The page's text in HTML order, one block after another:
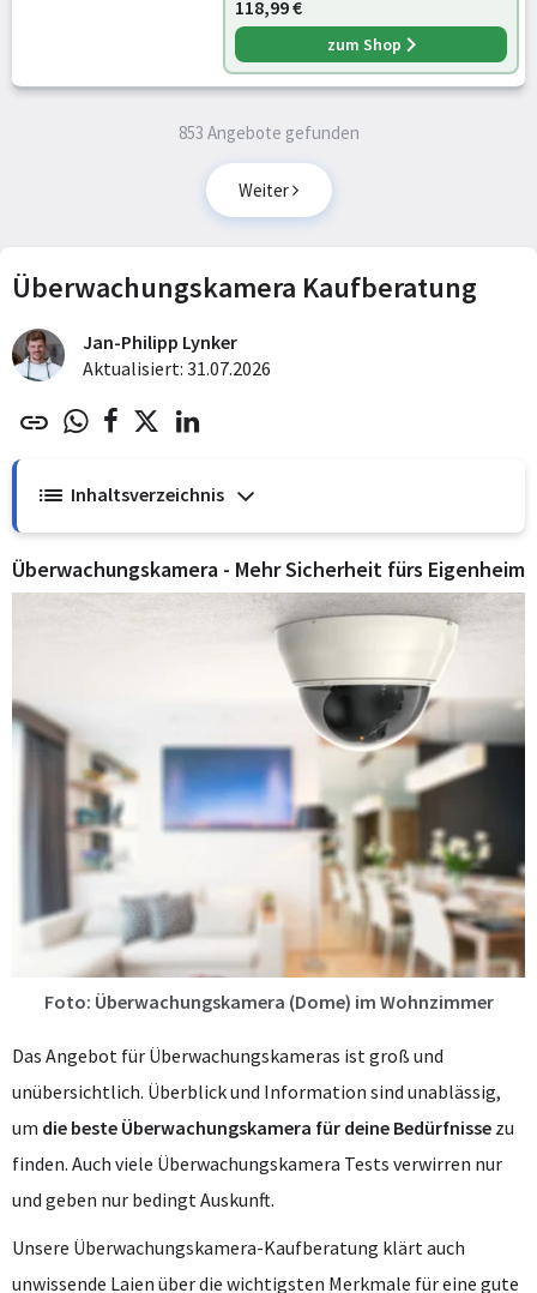
118,99 €
zum Shop
853 Angebote gefunden
Weiter
Überwachungskamera Kaufberatung
Jan-Philipp Lynker
Aktualisiert: 31.07.2026
Inhaltsverzeichnis
Überwachungskamera - Mehr Sicherheit fürs Eigenheim
Foto: Überwachungskamera (Dome) im Wohnzimmer
Das Angebot für Überwachungskameras ist groß und
unübersichtlich. Überblick und Information sind unablässig,
um die beste Überwachungskamera für deine Bedürfnisse zu
finden. Auch viele Überwachungskamera Tests verwirren nur
und geben nur bedingt Auskunft.
Unsere Überwachungskamera-Kaufberatung klärt auch
unwissende Laien über die wichtigsten Merkmale für eine gute